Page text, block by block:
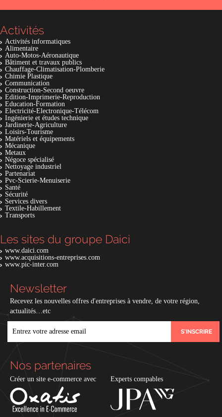
Activités
Activités informatiques
Alimentaire
Auto-Motos-Aéronautique
Bâtiment et travaux publics
Chauffage-Climatisation-Plomberie
Chimie Plastique
Communication
Construction-Second oeuvre
Edition-Imprimerie-Reproduction
Education-Formation
Electricité-Electronique-Télécom
Ingénierie et études technique
Jardinerie-Agriculture
Loisirs-Tourisme
Matériels et équipements
Mécanique
Metaux
Négoce spécialisé
Nettoyage industriel
Partenariat
Pvc-Scierie-Menuiserie
Santé
Sécurité
Services divers
Textile-Habillement
Transports
Les sites du groupe Daici
www.daici.com
www.acquisitions-entreprises.com
www.pic-inter.com
Newsletter
Recevez les nouvelles offres d'entreprises à vendre, de votre région,
actualités…etc
Nos partenaires
Créer un site e-commerce avec Experts compables